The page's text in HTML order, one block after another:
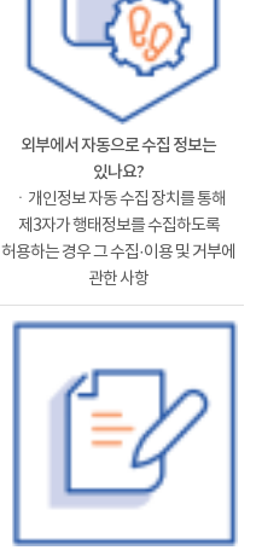
외부에서 자동으로 수집 정보는
있나요?
ㆍ개인정보 자동 수집 장치를 통해
제3자가 행태정보를 수집하도록
허용하는 경우 그 수집·이용 및 거부에
관한 사항